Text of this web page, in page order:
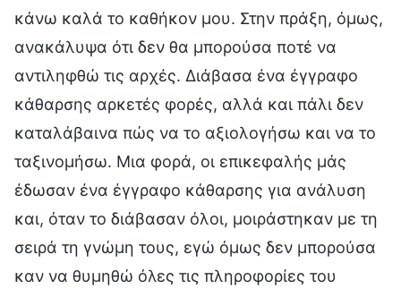
κάνω καλά το καθήκον μου. Στην πράξη, όμως,
ανακάλυψα ότι δεν θα μπορούσα ποτέ να
αντιληφθώ τις αρχές. Διάβασα ένα έγγραφο
κάθαρσης αρκετές φορές, αλλά και πάλι δεν
καταλάβαινα πώς να το αξιολογήσω και να το
ταξινομήσω. Μια φορά, οι επικεφαλής μάς
έδωσαν ένα έγγραφο κάθαρσης για ανάλυση
και, όταν το διάβασαν όλοι, μοιράστηκαν με τη
σειρά τη γνώμη τους, εγώ όμως δεν μπορούσα
καν να θυμηθώ όλες τις πληροφορίες του